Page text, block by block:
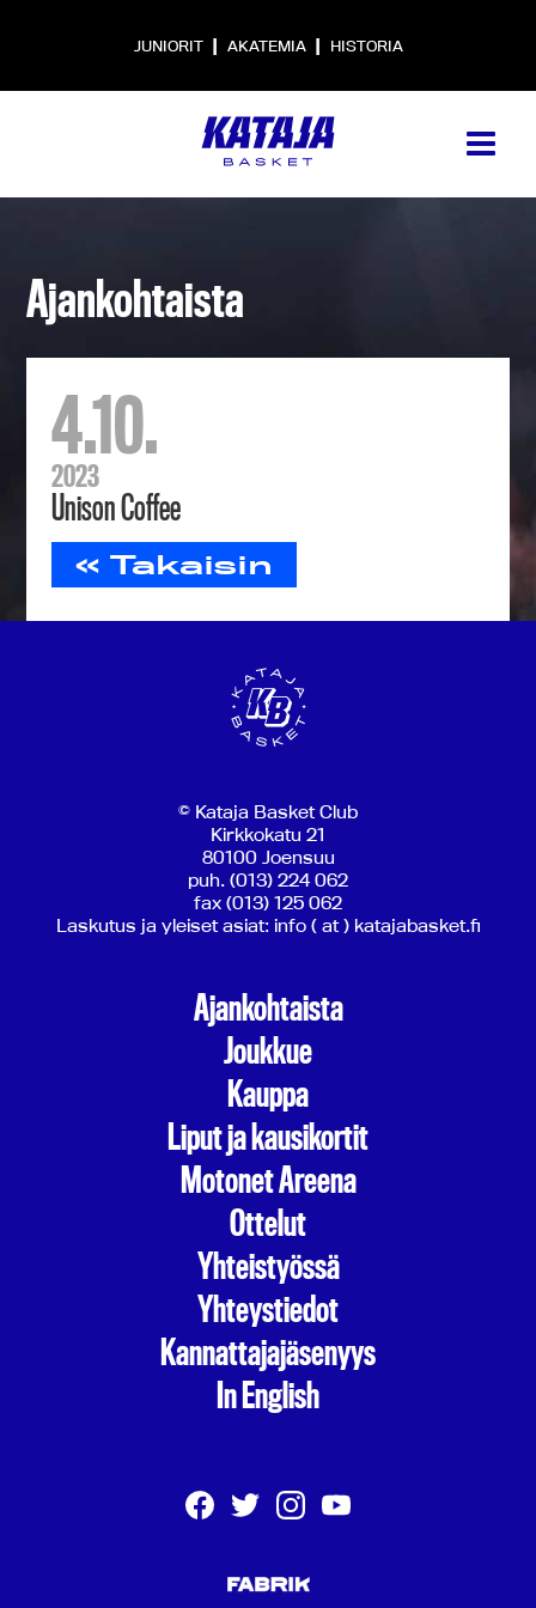
JUNIORIT | AKATEMIA | HISTORIA
Ajankohtaista
4.10.
2023
Unison Coffee
« Takaisin
© Kataja Basket Club
Kirkkokatu 21
80100 Joensuu
puh. (013) 224 062
fax (013) 125 062
Laskutus ja yleiset asiat: info ( at ) katajabasket.fi
Ajankohtaista
Joukkue
Kauppa
Liput ja kausikortit
Motonet Areena
Ottelut
Yhteistyössä
Yhteystiedot
Kannattajajäsenyys
In English